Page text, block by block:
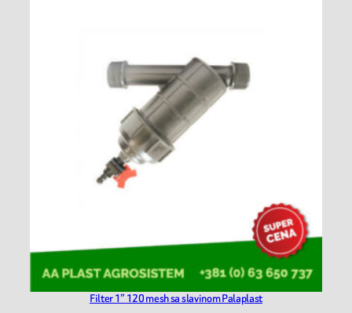
Filter 1” 120 mesh sa slavinom Palaplast